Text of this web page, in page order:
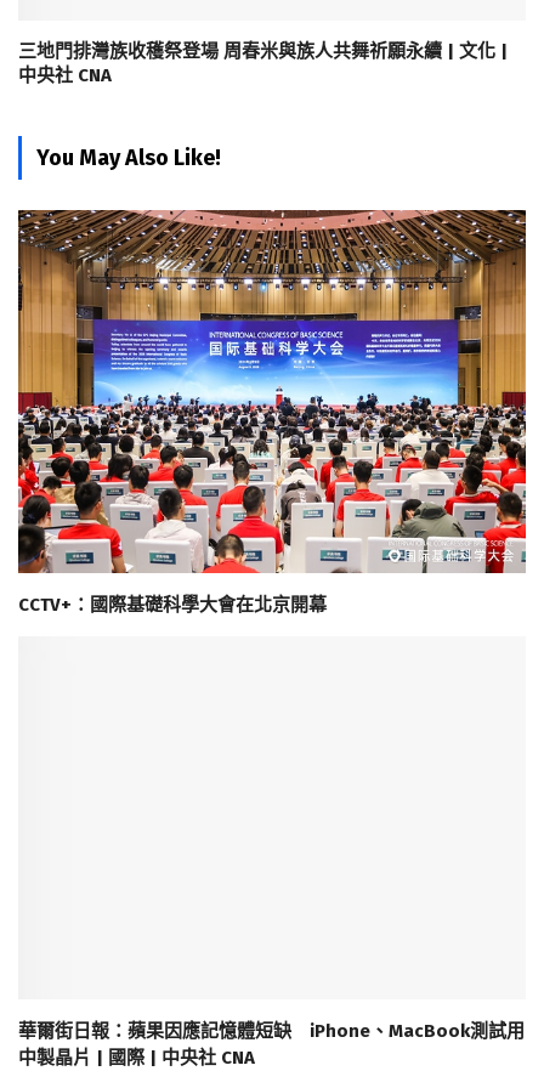
三地門排灣族收穫祭登場 周春米與族人共舞祈願永續 | 文化 |
中央社 CNA
You May Also Like!
CCTV+：國際基礎科學大會在北京開幕
華爾街日報：蘋果因應記憶體短缺 iPhone、MacBook測試用
中製晶片 | 國際 | 中央社 CNA